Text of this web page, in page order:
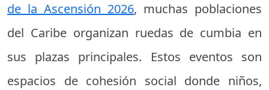
de la Ascensión 2026, muchas poblaciones
del Caribe organizan ruedas de cumbia en
sus plazas principales. Estos eventos son
espacios de cohesión social donde niños,